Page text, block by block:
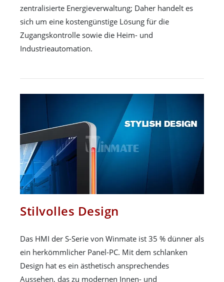
zentralisierte Energieverwaltung; Daher handelt es
sich um eine kostengünstige Lösung für die
Zugangskontrolle sowie die Heim- und
Industrieautomation.
Stilvolles Design
Das HMI der S-Serie von Winmate ist 35 % dünner als
ein herkömmlicher Panel-PC. Mit dem schlanken
Design hat es ein ästhetisch ansprechendes
Aussehen, das zu modernen Innen- und